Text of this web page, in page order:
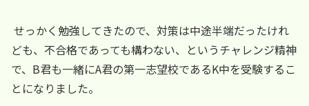
せっかく勉強してきたので、対策は中途半端だったけれ
ども、不合格であっても構わない、というチャレンジ精神
で、B君も一緒にA君の第一志望校であるK中を受験するこ
とになりました。